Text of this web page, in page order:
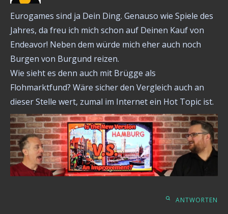
Eurogames sind ja Dein Ding. Genauso wie Spiele des
Jahres, da freu ich mich schon auf Deinen Kauf von
Endeavor! Neben dem würde mich eher auch noch
Burgen von Burgund reizen.
Wie sieht es denn auch mit Brügge als
Flohmarktfund? Wäre sicher den Vergleich auch an
dieser Stelle wert, zumal im Internet ein Hot Topic ist.
ANTWORTEN